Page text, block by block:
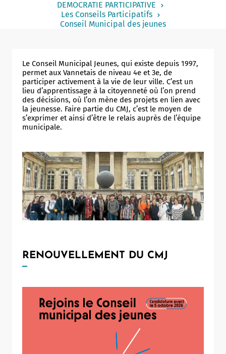
Notaire
Un commerce
DEMOCRATIE PARTICIPATIVE
Les Conseils Participatifs
Conseil Municipal des jeunes
Le Conseil Municipal Jeunes, qui existe depuis 1997,
permet aux Vannetais de niveau 4e et 3e, de
participer activement à la vie de leur ville. C’est un
lieu d’apprentissage à la citoyenneté où l’on prend
des décisions, où l’on mène des projets en lien avec
la jeunesse. Faire partie du CMJ, c’est le moyen de
s’exprimer et ainsi d’être le relais auprès de l’équipe
municipale.
RENOUVELLEMENT DU CMJ